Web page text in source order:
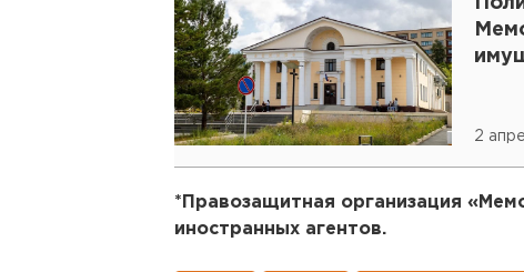
2
*Правозащитная организация
иностранных агентов.